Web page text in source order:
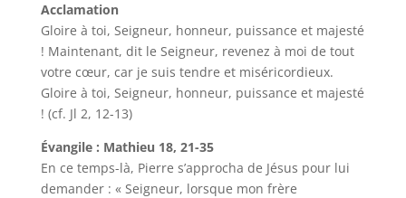
Acclamation
Gloire à toi, Seigneur, honneur, puissance et majesté
! Maintenant, dit le Seigneur, revenez à moi de tout
votre cœur, car je suis tendre et miséricordieux.
Gloire à toi, Seigneur, honneur, puissance et majesté
! (cf. Jl 2, 12-13)
Évangile : Mathieu 18, 21-35
En ce temps-là, Pierre s’approcha de Jésus pour lui
demander : « Seigneur, lorsque mon frère